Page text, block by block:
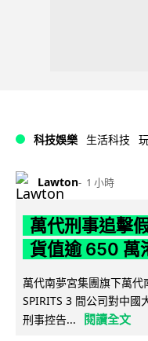
科技娛樂 生活科技
Lawton 1 小時
萬代刑事追擊
貨值逾 650 萬
萬代南夢宮集團旗下萬
SPIRITS 3 間公司對中國
刑事控告...
閱讀全文